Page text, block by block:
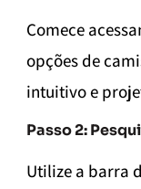
Comece
opções de
intuitivo e
Passo 2:
Utilize a barra